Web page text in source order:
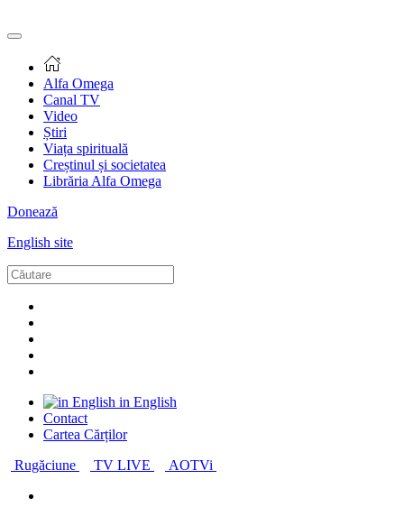
Alfa Omega
Canal TV
Video
Știri
Viața spirituală
Creștinul și societatea
Librăria Alfa Omega
Donează
English site
in English
Contact
Cartea Cărților
Rugăciune
TV LIVE AOTVi